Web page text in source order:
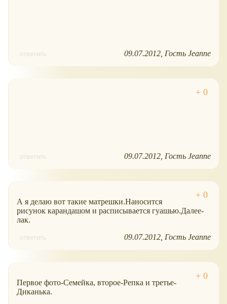
ответить 09.07.2012 Гость Jeanne
ответить 09.07.2012 Гость Jeanne
А я делаю вот такие матрешки.Наносится
рисунок карандашом и расписывается гуашью.Далее-
лак.
ответить 09.07.2012 Гость Jeanne
Первое фото-Семейка, второе-Репка и третье-
Диканька.